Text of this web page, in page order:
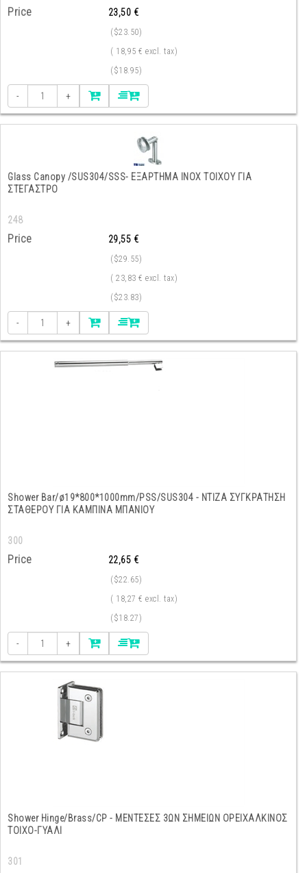
Price 23,50 €
($23.50)
( 18,95 € excl. tax)
($18.95)
- +
Glass Canopy /SUS304/SSS- ΕΞΑΡΤΗΜΑ INOX ΤΟΙΧΟΥ ΓΙΑ
ΣΤΕΓΑΣΤΡΟ
248
Price 29,55 €
($29.55)
( 23,83 € excl. tax)
($23.83)
- +
Shower Bar/ø19*800*1000mm/PSS/SUS304 - ΝΤΙΖΑ ΣΥΓΚΡΑΤΗΣΗ
ΣΤΑΘΕΡΟΥ ΓΙΑ ΚΑΜΠΙΝΑ ΜΠΑΝΙΟΥ
300
Price 22,65 €
($22.65)
( 18,27 € excl. tax)
($18.27)
- +
Shower Hinge/Brass/CP - ΜΕΝΤΕΣΕΣ 3ΩΝ ΣΗΜΕΙΩΝ ΟΡΕΙΧΑΛΚΙΝΟΣ
ΤΟΙΧΟ-ΓΥΑΛΙ
301